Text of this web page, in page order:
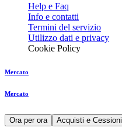
Help e Faq
Info e contatti
Termini del servizio
Utilizzo dati e privacy
Cookie Policy
Mercato
Mercato
Ora per ora Acquisti e Cessioni